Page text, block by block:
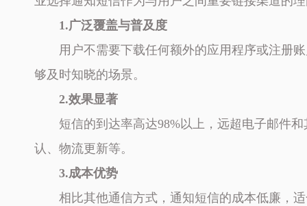
1.广泛覆盖与普及度
用户不需要下载任何额外的应用程序或注册
够及时知晓的场景。
2.效果显著
短信的到达率高达98%以上，远超电子邮件
认、物流更新等。
3.成本优势
相比其他通信方式，通知短信的成本低廉，